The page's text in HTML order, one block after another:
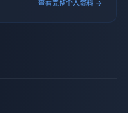
查看完整个人资料 →